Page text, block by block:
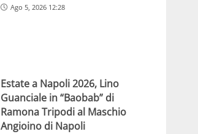
Ago 5, 2026 12:28
Estate a Napoli 2026, Lino
Guanciale in “Baobab” di
Ramona Tripodi al Maschio
Angioino di Napoli